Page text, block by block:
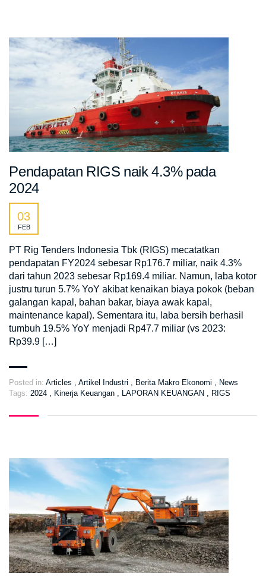
Pendapatan RIGS naik 4.3% pada
2024
03
FEB
PT Rig Tenders Indonesia Tbk (RIGS) mecatatkan
pendapatan FY2024 sebesar Rp176.7 miliar, naik 4.3%
dari tahun 2023 sebesar Rp169.4 miliar. Namun, laba kotor
justru turun 5.7% YoY akibat kenaikan biaya pokok (beban
galangan kapal, bahan bakar, biaya awak kapal,
maintenance kapal). Sementara itu, laba bersih berhasil
tumbuh 19.5% YoY menjadi Rp47.7 miliar (vs 2023:
Rp39.9 […]
Posted in: Articles Artikel Industri Berita Makro Ekonomi
News
Tags: 2024 Kinerja Keuangan LAPORAN KEUANGAN RIGS